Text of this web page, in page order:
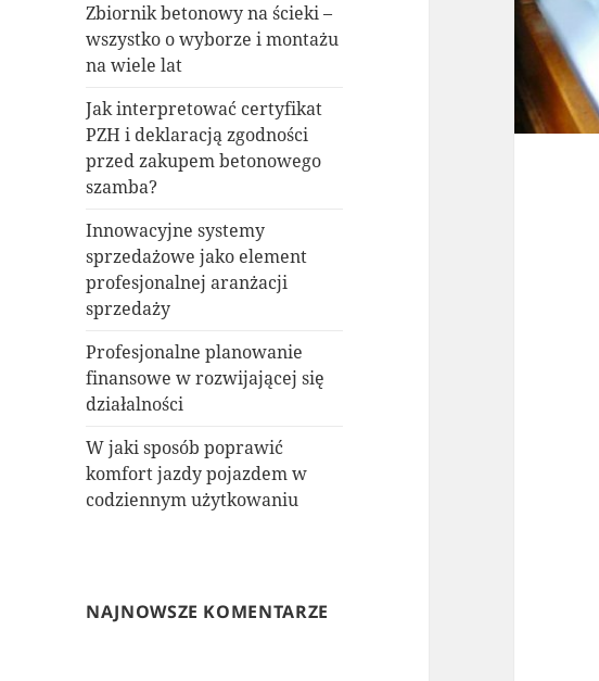
Zbiornik betonowy na ścieki –
wszystko o wyborze i montażu
na wiele lat
Jak interpretować certyfikat
PZH i deklaracją zgodności
przed zakupem betonowego
szamba?
Innowacyjne systemy
sprzedażowe jako element
profesjonalnej aranżacji
sprzedaży
Profesjonalne planowanie
finansowe w rozwijającej się
działalności
W jaki sposób poprawić
komfort jazdy pojazdem w
codziennym użytkowaniu
NAJNOWSZE KOMENTARZE